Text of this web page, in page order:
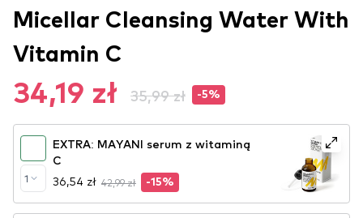
Micellar Cleansing Water With
Vitamin C
34,19 zł 35,99 zł -5%
1
EXTRA: MAYANI serum z witaminą
C
36,54 zł 42,99 zł -15%